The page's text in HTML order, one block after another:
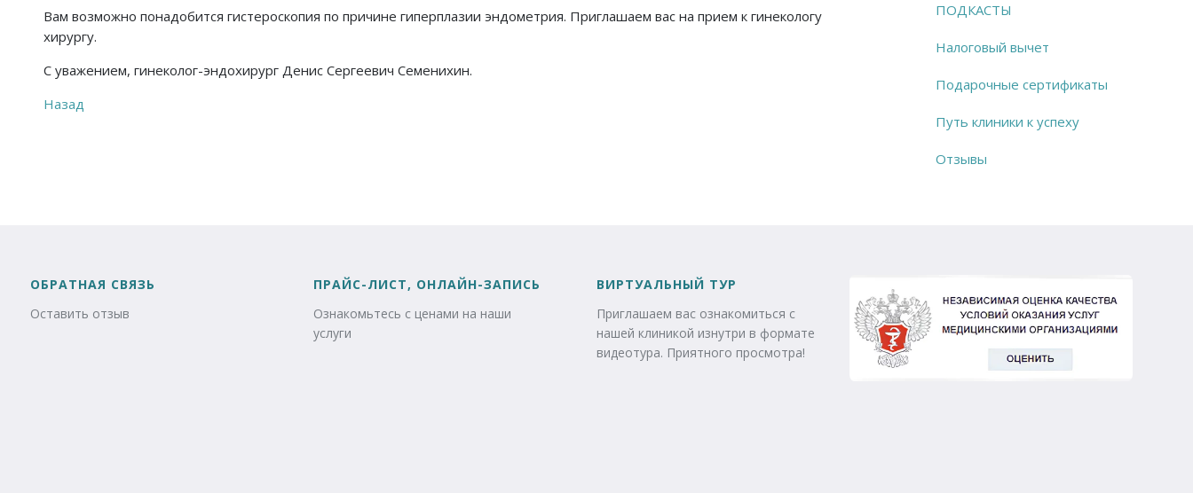
Вам возможно понадобится гистероскопия по причине гиперплазии эндометрия. Приглашаем вас на прием к гинекологу
хирургу.
С уважением, гинеколог-эндохирург Денис Сергеевич Семенихин.
Назад
ПОДКАСТЫ
Налоговый вычет
Подарочные сертификаты
Путь клиники к успеху
Отзывы
ОБРАТНАЯ СВЯЗЬ
Оставить отзыв
ПРАЙС-ЛИСТ, ОНЛАЙН-ЗАПИСЬ
Ознакомьтесь с ценами на наши
услуги
ВИРТУАЛЬНЫЙ ТУР
Приглашаем вас ознакомиться с
нашей клиникой изнутри в формате
видеотура. Приятного просмотра!